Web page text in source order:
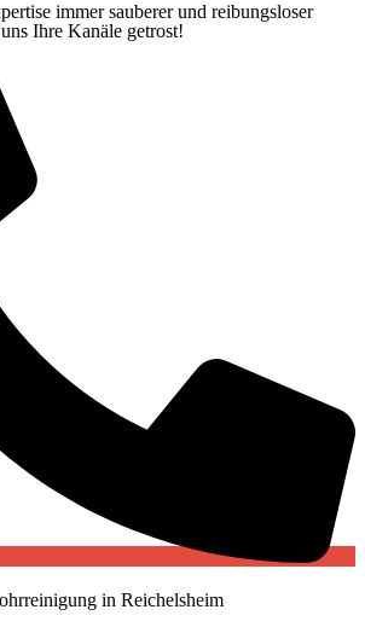
immer sauberer und reibungsloser
Ihre Kanäle getrost!